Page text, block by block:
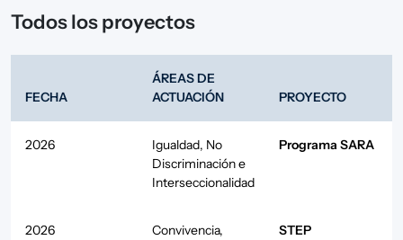
Todos los proyectos
FECHA
ÁREAS DE
ACTUACIÓN
PROYECTO
2026
Igualdad, No
Discriminación e
Interseccionalidad
Programa SARA
2026
Convivencia,
STEP